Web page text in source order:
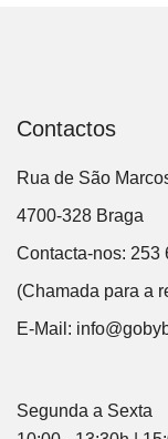
Contactos
Rua de São
4700-328 Braga
Contacta-nos: 253
(Chamada para a
E-Mail:
Segunda a Sexta